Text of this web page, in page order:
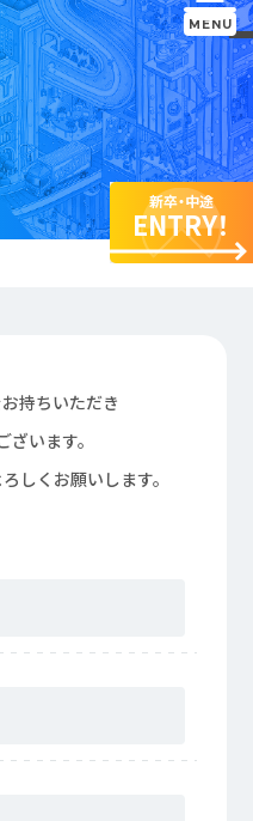
MENU
採用トップ
先輩の声
エントリー
新卒・中途
ENTRY！
持ちいただき
います。
しくお願いします。